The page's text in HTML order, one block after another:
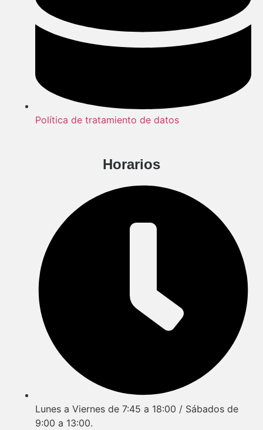
Política de tratamiento de datos
Horarios
Lunes a Viernes de 7:45 a 18:00 / Sábados de
9:00 a 13:00.